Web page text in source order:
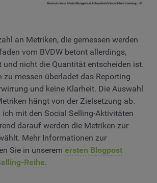
an Metriken, die gemessen werden
vom BVDW betont allerdings,
und nicht die Quantität entscheiden ist.
zu messen überladet das Reporting
und keine Klarheit. Die Auswahl
hängt von der Zielsetzung ab.
ich mit den Social Selling-Aktivitäten
darauf werden die Metriken zur
Mehr Informationen zur
Sie in unserem ersten Blogpost
Reihe.